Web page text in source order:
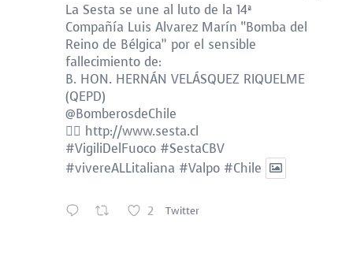
La Sesta se une al luto de la 14ª
Compañía Luis Alvarez Marín “Bomba del
Reino de Bélgica” por el sensible
fallecimiento de:
B. HON. HERNÁN VELÁSQUEZ RIQUELME
(QEPD)
@BomberosdeChile
👉🏻 http://www.sesta.cl
#VigiliDelFuoco #SestaCBV
#vivereALLitaliana #Valpo #Chile
2 Twitter